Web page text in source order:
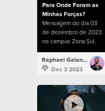
Para Onde Foram as
Minhas Forças?
Mensagem do dia 03
de dezembro de 2023
no campus Zona Sul.
Raphael Galante
Dec 3 2023